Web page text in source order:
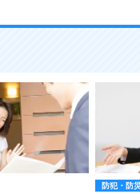
防犯・防